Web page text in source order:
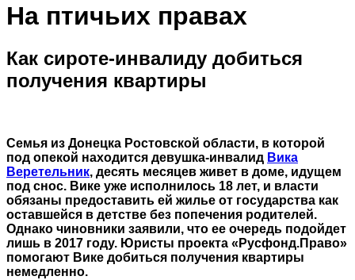
На птичьих правах
Как сироте-инвалиду добиться
получения квартиры
Семья из Донецка Ростовской области, в которой
под опекой находится девушка-инвалид Вика
Веретельник, десять месяцев живет в доме, идущем
под снос. Вике уже исполнилось 18 лет, и власти
обязаны предоставить ей жилье от государства как
оставшейся в детстве без попечения родителей.
Однако чиновники заявили, что ее очередь подойдет
лишь в 2017 году. Юристы проекта «Русфонд.Право»
помогают Вике добиться получения квартиры
немедленно.